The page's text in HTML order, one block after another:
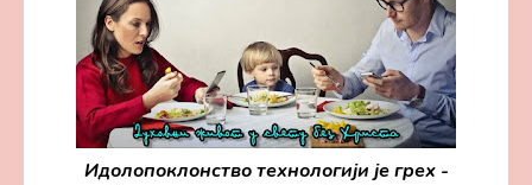
Идолопоклонство технологији је грех -